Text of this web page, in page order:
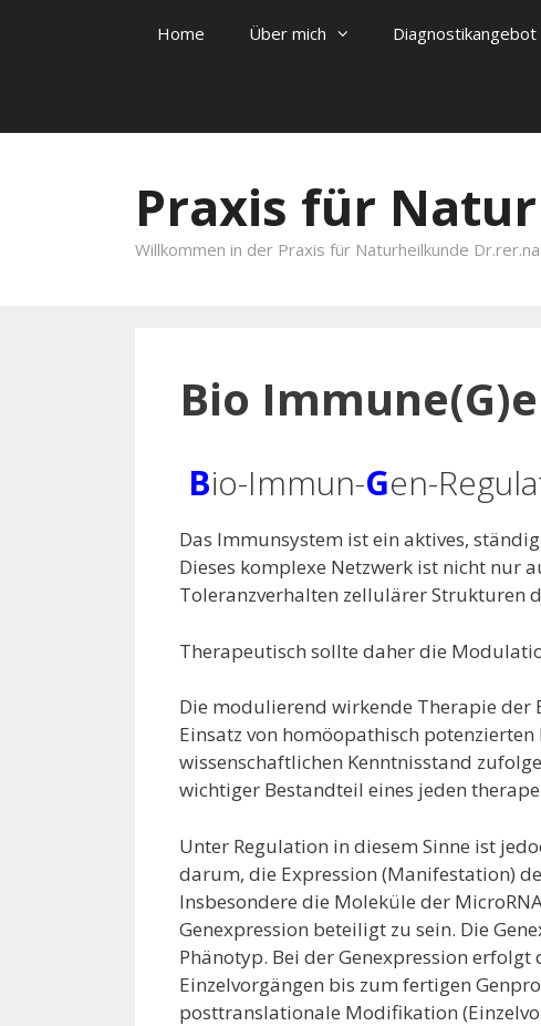
Home Über mich Diagnostikangebot
Praxis für
Willkommen in der Praxis für Naturheilkunde
Bio
Bio-Immun-Gen-
Das Immunsystem ist ein aktives,
Dieses komplexe Netzwerk ist nicht nur
Toleranzverhalten zellulärer Strukturen
Therapeutisch sollte daher die
Die modulierend wirkende Therapie der
Einsatz von homöopathisch
wissenschaftlichen Kenntnisstand
wichtiger Bestandteil eines jeden
Unter Regulation in diesem Sinne ist
darum, die Expression (Manifestation)
Insbesondere die Moleküle der
Genexpression beteiligt zu sein. Die
Phänotyp. Bei der Genexpression
Einzelvorgängen bis zum fertigen
posttranslationale Modifikation